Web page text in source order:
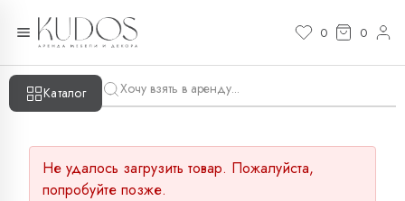
0 0
Каталог
Не удалось загрузить товар. Пожалуйста,
попробуйте позже.